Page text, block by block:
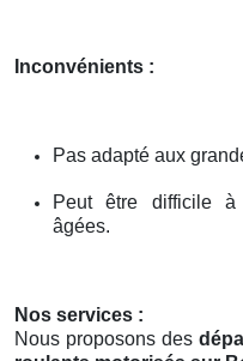
Inconvénients :
Pas adapté aux
Peut être difficile à
âgées.
Nos services :
Nous proposons des